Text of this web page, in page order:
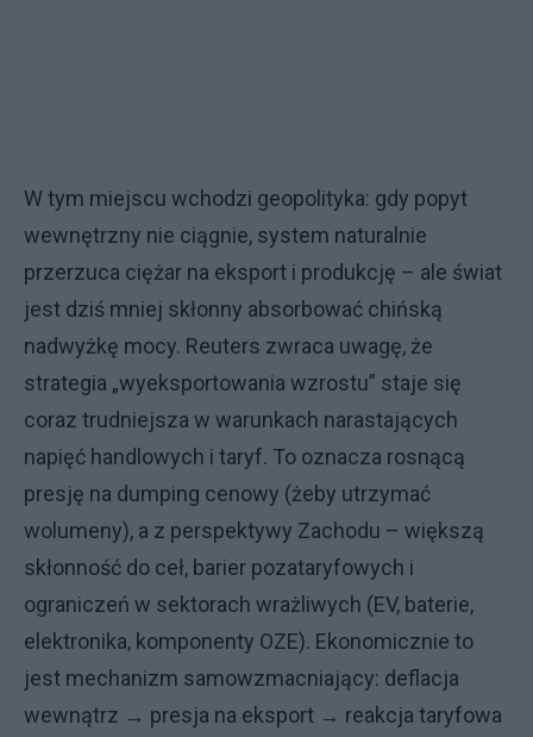
W tym miejscu wchodzi geopolityka: gdy popyt
wewnętrzny nie ciągnie, system naturalnie
przerzuca ciężar na eksport i produkcję – ale świat
jest dziś mniej skłonny absorbować chińską
nadwyżkę mocy. Reuters zwraca uwagę, że
strategia „wyeksportowania wzrostu” staje się
coraz trudniejsza w warunkach narastających
napięć handlowych i taryf. To oznacza rosnącą
presję na dumping cenowy (żeby utrzymać
wolumeny), a z perspektywy Zachodu – większą
skłonność do ceł, barier pozataryfowych i
ograniczeń w sektorach wrażliwych (EV, baterie,
elektronika, komponenty OZE). Ekonomicznie to
jest mechanizm samowzmacniający: deflacja
wewnątrz → presja na eksport → reakcja taryfowa